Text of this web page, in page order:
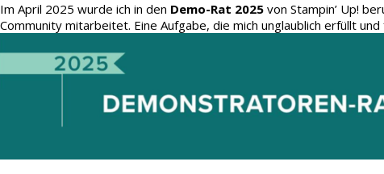
Im April 2025 wurde ich in den Demo-Rat 2025 von Stampin’ Up!
Community mitarbeitet. Eine Aufgabe, die mich unglaublich erfüllt